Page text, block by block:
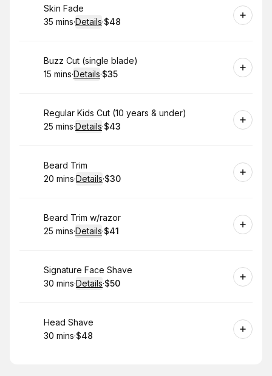
Book
Skin Fade
.Duration:
35 mins·Details·
.Price
$48
Book
Buzz Cut (single blade)
.Duration:
15 mins·Details·
.Price
$35
Book
Regular Kids Cut (10 years & under)
.Duration:
25 mins·Details·
.Price
$43
Book
Beard Trim
.Duration:
20 mins·Details·
.Price
$30
Book
Beard Trim w/razor
.Duration:
25 mins·Details·
.Price
$41
Book
Signature Face Shave
.Duration:
30 mins·Details·
.Price
$50
Book
Head Shave
.Duration:
30 mins·
.Price
$48